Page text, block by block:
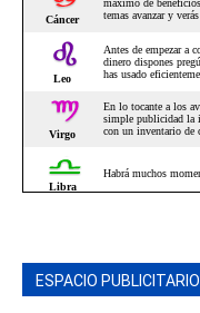
ESPACIO PUBLICITARIO